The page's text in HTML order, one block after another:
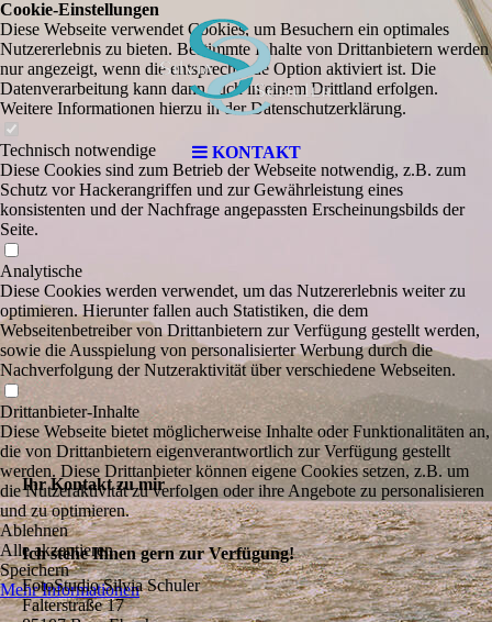
KONTAKT
Ihr Kontakt zu mir
Ich stehe Ihnen gern zur Verfügung!
FotoStudio Silvia Schuler
Falterstraße 17
Cookie-Einstellungen
Diese Webseite verwendet Cookies, um Besuchern ein optimales
Nutzererlebnis zu bieten. Bestimmte Inhalte von Drittanbietern werden
nur angezeigt, wenn die entsprechende Option aktiviert ist. Die
Datenverarbeitung kann dann auch in einem Drittland erfolgen.
Weitere Informationen hierzu in der Datenschutzerklärung.
Technisch notwendige
Diese Cookies sind zum Betrieb der Webseite notwendig, z.B. zum
Schutz vor Hackerangriffen und zur Gewährleistung eines
konsistenten und der Nachfrage angepassten Erscheinungsbilds der
Seite.
Analytische
Diese Cookies werden verwendet, um das Nutzererlebnis weiter zu
optimieren. Hierunter fallen auch Statistiken, die dem
Webseitenbetreiber von Drittanbietern zur Verfügung gestellt werden,
sowie die Ausspielung von personalisierter Werbung durch die
Nachverfolgung der Nutzeraktivität über verschiedene Webseiten.
Drittanbieter-Inhalte
Diese Webseite bietet möglicherweise Inhalte oder Funktionalitäten an,
die von Drittanbietern eigenverantwortlich zur Verfügung gestellt
werden. Diese Drittanbieter können eigene Cookies setzen, z.B. um
die Nutzeraktivität zu verfolgen oder ihre Angebote zu personalisieren
und zu optimieren.
Ablehnen
Alle akzeptieren
Speichern
Mehr Informationen